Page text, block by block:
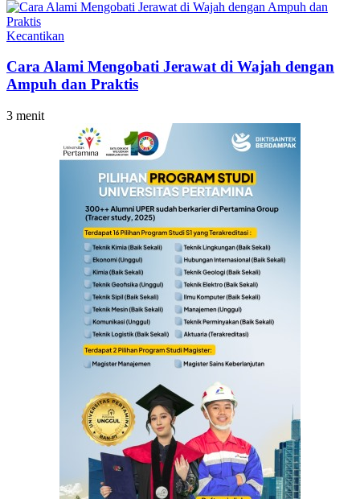
Kecantikan
Cara Alami Mengobati Jerawat di Wajah dengan
Ampuh dan Praktis
3 menit